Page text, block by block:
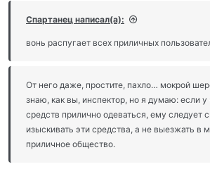
и
и
Спартанец написал(а):
вонь распугает всех приличных
От него даже, простите, пахло… мокрой
знаю, как вы, инспектор, но я думаю: если у
средств прилично одеваться, ему следует
изыскивать эти средства, а не выезжать в
приличное общество.